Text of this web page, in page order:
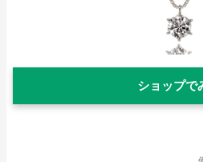
ショップで